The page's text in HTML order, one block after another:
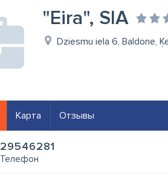
"Eira", SIA
Dziesmu iela 6, Baldone,
Карта Отзывы
29546281
Телефон